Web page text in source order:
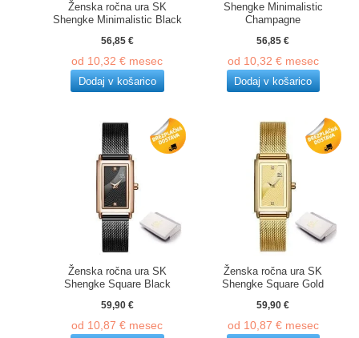
Ženska ročna ura SK
Shengke Minimalistic Black
56,85 €
od 10,32€ mesec
Dodaj v košarico
Shengke Minimalistic
Champagne
56,85€
od 10,32 €mesec
Dodaj v košarico
Ženska ročna ura SK
Shengke Square Black
59,90 €
od 10,87€ mesec
Ženska ročna ura SK
Shengke Square Gold
59,90€
od 10,87 €mesec